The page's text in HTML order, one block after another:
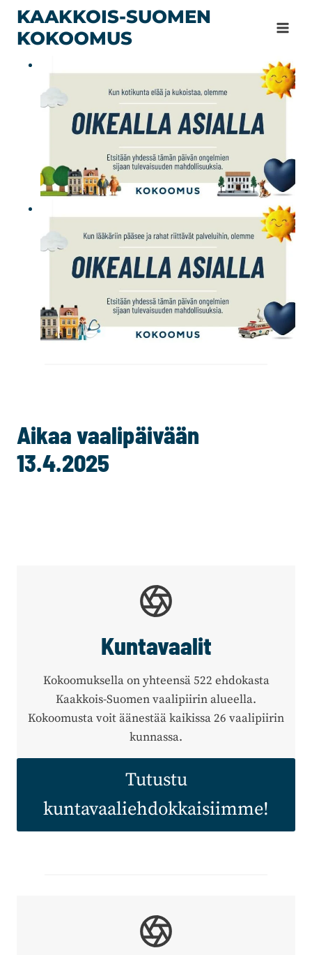
Siirry
sisältöön
KAAKKOIS-SUOMEN
KOKOOMUS
Aikaa vaalipäivään
13.4.2025
Kuntavaalit
Kokoomuksella on yhteensä 522 ehdokasta
Kaakkois-Suomen vaalipiirin alueella.
Kokoomusta voit äänestää kaikissa 26 vaalipiirin
kunnassa.
Tutustu
kuntavaaliehdokkaisiimme!